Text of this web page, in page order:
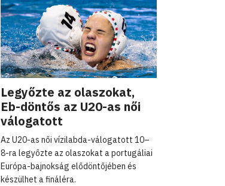
Legyőzte az olaszokat,
Eb-döntős az U20-as női
válogatott
Az U20-as női vízilabda-válogatott 10–
8-ra legyőzte az olaszokat a portugáliai
Európa-bajnokság elődöntőjében és
készülhet a fináléra.